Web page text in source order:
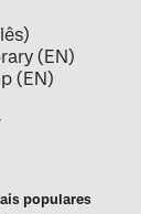
(EN)
(EN)
populares